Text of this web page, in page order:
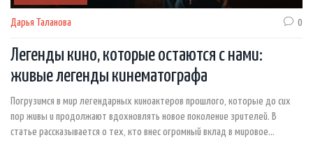
Дарья Таланова 0
Легенды кино, которые остаются с нами:
живые легенды кинематографа
Погрузимся в мир легендарных киноактеров прошлого, которые до сих
пор живы и продолжают вдохновлять новое поколение зрителей. В
статье рассказывается о тех, кто внес огромный вклад в мировое